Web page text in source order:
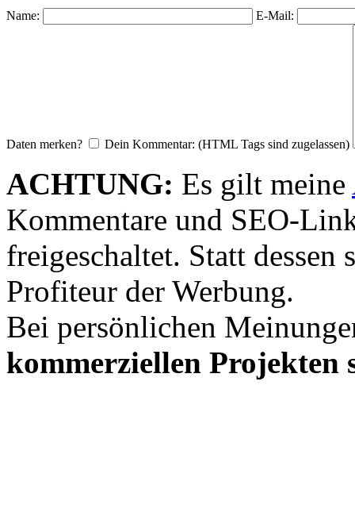
Name: E-Mail:
Daten merken? Dein Kommentar: (HTML Tags sind zugelassen)
ACHTUNG: Es gilt meine
Kommentare und SEO-
freigeschaltet. Statt dessen
Profiteur der Werbung.
Bei persönlichen
kommerziellen Projekten